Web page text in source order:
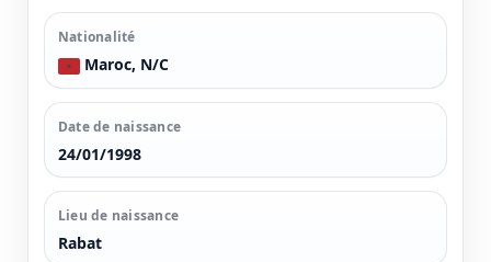
Nationalité
Maroc, N/C
Date de naissance
24/01/1998
Lieu de naissance
Rabat